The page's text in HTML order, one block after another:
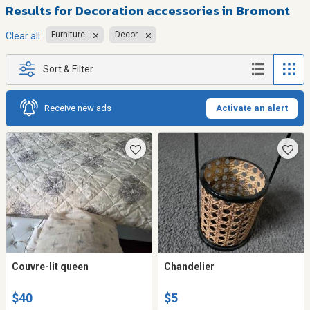
Results for Decoration accessories in Bromont
Clear all Furniture Decor
Sort & Filter
Receive new ads Activate an alert
Couvre-lit queen
$40
Chandelier
$5